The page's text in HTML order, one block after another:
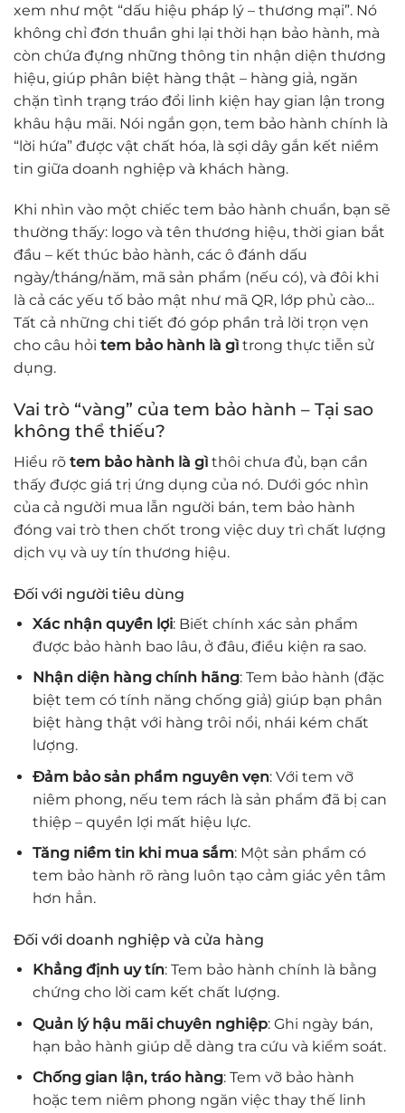
xem như một “dấu hiệu pháp lý – thương mại”. Nó
không chỉ đơn thuần ghi lại thời hạn bảo hành, mà
còn chứa đựng những thông tin nhận diện thương
hiệu, giúp phân biệt hàng thật – hàng giả, ngăn
chặn tình trạng tráo đổi linh kiện hay gian lận trong
khâu hậu mãi. Nói ngắn gọn, tem bảo hành chính là
“lời hứa” được vật chất hóa, là sợi dây gắn kết niềm
tin giữa doanh nghiệp và khách hàng.
Khi nhìn vào một chiếc tem bảo hành chuẩn, bạn sẽ
thường thấy: logo và tên thương hiệu, thời gian bắt
đầu – kết thúc bảo hành, các ô đánh dấu
ngày/tháng/năm, mã sản phẩm (nếu có), và đôi khi
là cả các yếu tố bảo mật như mã QR, lớp phủ cào…
Tất cả những chi tiết đó góp phần trả lời trọn vẹn
cho câu hỏi tem bảo hành là gìtrong thực tiễn sử
dụng.
Vai trò “vàng” của tem bảo hành – Tại sao
không thể thiếu?
Hiểu rõ tem bảo hành là gìthôi chưa đủ, bạn cần
thấy được giá trị ứng dụng của nó. Dưới góc nhìn
của cả người mua lẫn người bán, tem bảo hành
đóng vai trò then chốt trong việc duy trì chất lượng
dịch vụ và uy tín thương hiệu.
Đối với người tiêu dùng
Xác nhận quyền lợi: Biết chính xác sản phẩm
được bảo hành bao lâu, ở đâu, điều kiện ra sao.
Nhận diện hàng chính hãng: Tem bảo hành (đặc
biệt tem có tính năng chống giả) giúp bạn phân
biệt hàng thật với hàng trôi nổi, nhái kém chất
lượng.
Đảm bảo sản phẩm nguyên vẹn: Với tem vỡ
niêm phong, nếu tem rách là sản phẩm đã bị can
thiệp – quyền lợi mất hiệu lực.
Tăng niềm tin khi mua sắm: Một sản phẩm có
tem bảo hành rõ ràng luôn tạo cảm giác yên tâm
hơn hẳn.
Đối với doanh nghiệp và cửa hàng
Khẳng định uy tín: Tem bảo hành chính là bằng
chứng cho lời cam kết chất lượng.
Quản lý hậu mãi chuyên nghiệp: Ghi ngày bán,
hạn bảo hành giúp dễ dàng tra cứu và kiểm soát.
Chống gian lận, tráo hàng: Tem vỡ bảo hành
hoặc tem niêm phong ngăn việc thay thế linh